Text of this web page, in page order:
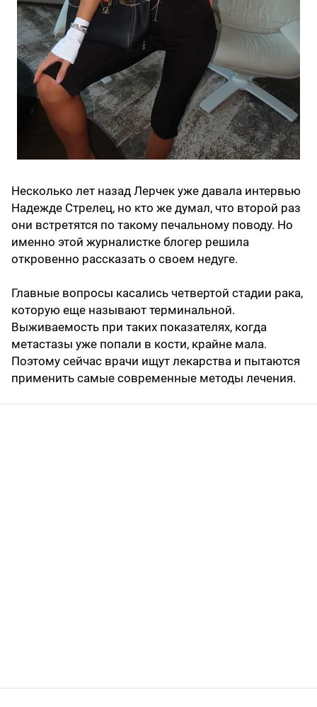
Несколько лет назад Лерчек уже давала интервью
Надежде Стрелец, но кто же думал, что второй раз
они встретятся по такому печальному поводу. Но
именно этой журналистке блогер решила
откровенно рассказать о своем недуге.
Главные вопросы касались четвертой стадии рака,
которую еще называют терминальной.
Выживаемость при таких показателях, когда
метастазы уже попали в кости, крайне мала.
Поэтому сейчас врачи ищут лекарства и пытаются
применить самые современные методы лечения.